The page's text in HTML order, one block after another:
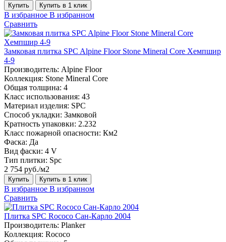
Купить Купить в 1 клик
В избранное В избранном
Сравнить
Замковая плитка SPC Alpine Floor Stone Mineral Core Хемпшир
4-9
Производитель: Alpine Floor
Коллекция: Stone Mineral Core
Общая толщина: 4
Класс использования: 43
Материал изделия: SPC
Способ укладки: Замковой
Кратность упаковки: 2.232
Класс пожарной опасности: Км2
Фаска: Да
Вид фаски: 4 V
Тип плитки: Spc
2 754 руб./м2
Купить Купить в 1 клик
В избранное В избранном
Сравнить
Плитка SPC Rococo Сан-Карло 2004
Производитель: Planker
Коллекция: Rococo